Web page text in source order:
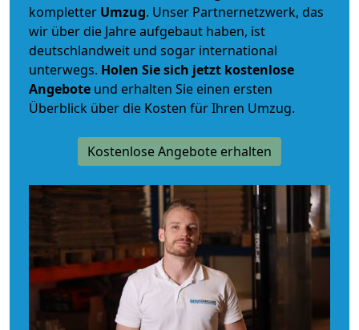
kompletter Umzug. Unser Partnernetzwerk, das
wir über die Jahre aufgebaut haben, ist
deutschlandweit und sogar international
unterwegs. Holen Sie sich jetzt kostenlose
Angebote und erhalten Sie einen ersten
Überblick über die Kosten für Ihren Umzug.
Kostenlose Angebote erhalten